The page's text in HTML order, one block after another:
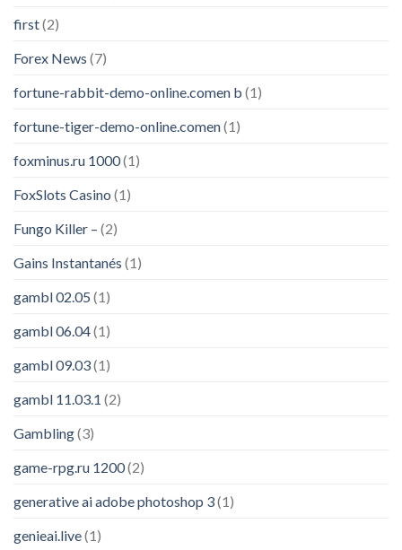
first(2)
Forex News (7)
fortune-rabbit-demo-online.comen b (1)
fortune-tiger-demo-online.comen(1)
foxminus.ru 1000(1)
FoxSlots Casino (1)
Fungo Killer – (2)
Gains Instantanés (1)
gambl 02.05 (1)
gambl 06.04(1)
gambl 09.03(1)
gambl 11.03.1 (2)
Gambling(3)
game-rpg.ru 1200(2)
generative ai adobe photoshop 3(1)
genieai.live(1)